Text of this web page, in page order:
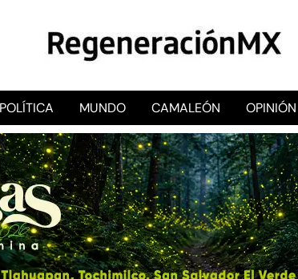
RegeneraciónMX
Sitio de noticias libre e independiente
POLÍTICA MUNDO CAMALEÓN OPINIÓN